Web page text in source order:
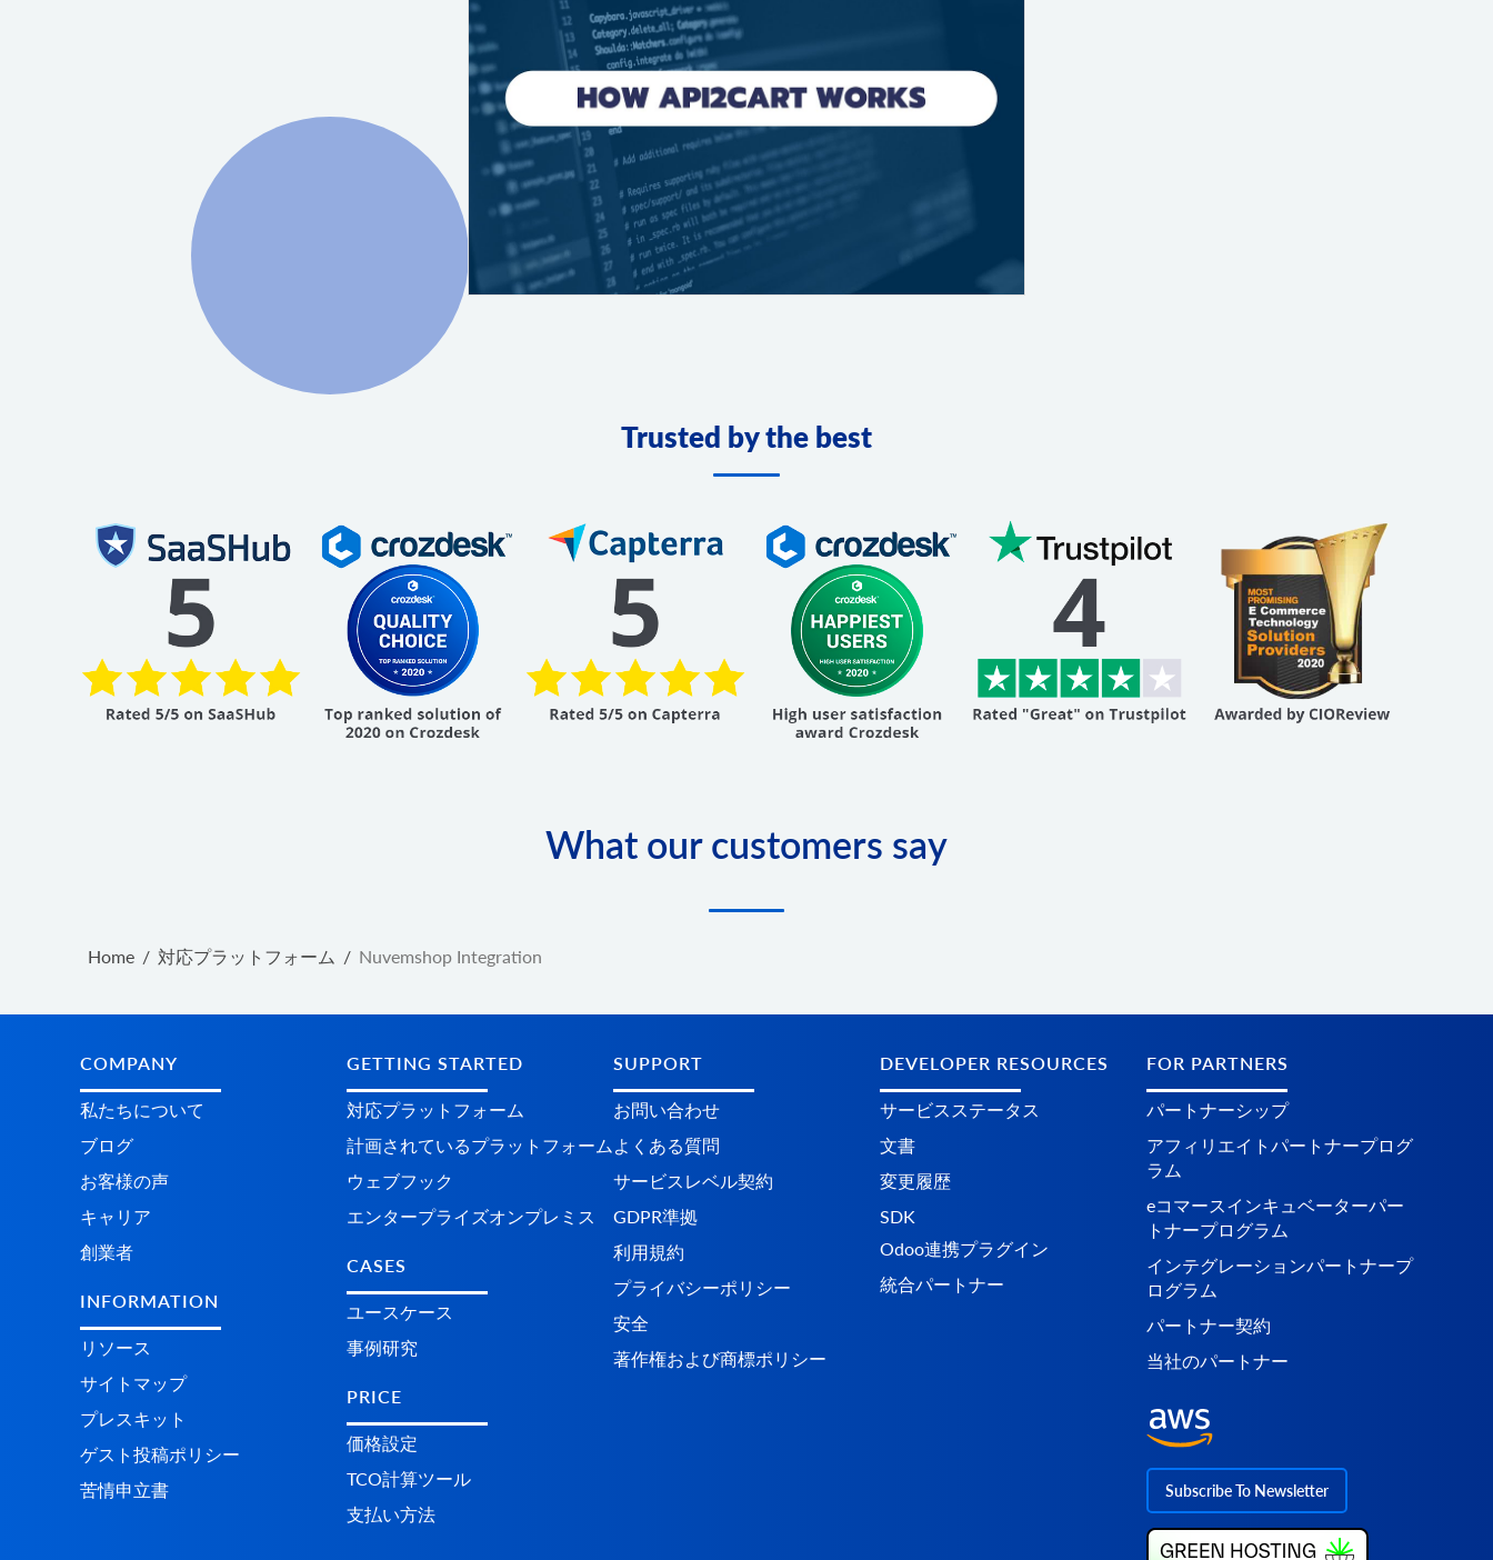
Trusted by the best
What our customers say
Home / 対応プラットフォーム / Nuvemshop Integration
COMPANY
私たちについて
ブログ
お客様の声
キャリア
創業者
INFORMATION
リソース
サイトマップ
プレスキット
ゲスト投稿ポリシー
苦情申立書
GETTING STARTED
対応プラットフォーム
計画されているプラ​​ットフォーム
ウェブフック
エンタープライズオンプレミス
CASES
ユースケース
事例研究
PRICE
価格設定
TCO計算ツール
支払い方法
SUPPORT
お問い合わせ
よくある質問
サービスレベル契約
GDPR準拠
利用規約
プライバシーポリシー
安全
著作権および商標ポリシー
DEVELOPER RESOURCES
サービスステータス
文書
変更履歴
SDK
Odoo連携プラグイン
統合パートナー
FOR PARTNERS
パートナーシップ
アフィリエイトパートナープログ
ラム
eコマースインキュベーターパー
トナープログラム
インテグレーションパートナープ
ログラム
パートナー契約
当社のパートナー
Subscribe To Newsletter